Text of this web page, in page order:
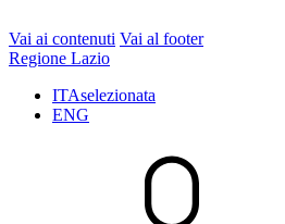
Vai ai contenuti Vai al footer
Regione Lazio
ITAselezionata
ENG